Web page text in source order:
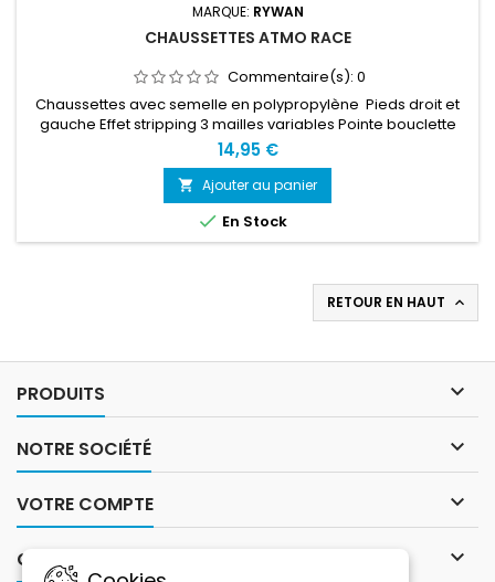
MARQUE: RYWAN
CHAUSSETTES ATMO RACE
Commentaire(s): 0
Chaussettes avec semelle en polypropylène Pieds droit et
gauche Effet stripping 3 mailles variables Pointe bouclette
Tricotage en fibre technique respirante Ultra-fines : effet
seconde peau avec zones de strapping pour plus de
stabilité Technologie thermo-respirante brevetée
Climasocks 84% polyamide / 13% polypropylène / 3%
élasthanne
14,95 €
 Ajouter au panier
 En Stock
RETOUR EN HAUT 
PRODUITS 
NOTRE SOCIÉTÉ 
VOTRE COMPTE 
CONTACT 